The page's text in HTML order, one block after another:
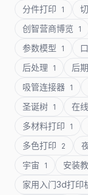
分件打印 1
创智营商博览 1
参数模型 1
后处理 1 后期
吸管连接器 1
圣诞树 1 在
多材料打印 1
多色打印 2
宇宙 1 安装
家用入门3d打印